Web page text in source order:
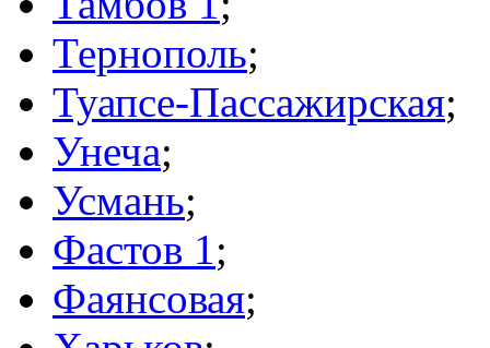
Тернополь;
Туапсе-Пассажирская;
Унеча;
Усмань;
Фастов 1;
Фаянсовая;